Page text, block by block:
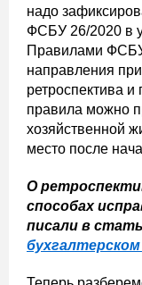
надо
ФСБУ 26/2020 в
Правилами
направления
ретроспектива
правила можно
хозяйственной
место после
О
способах
писали в